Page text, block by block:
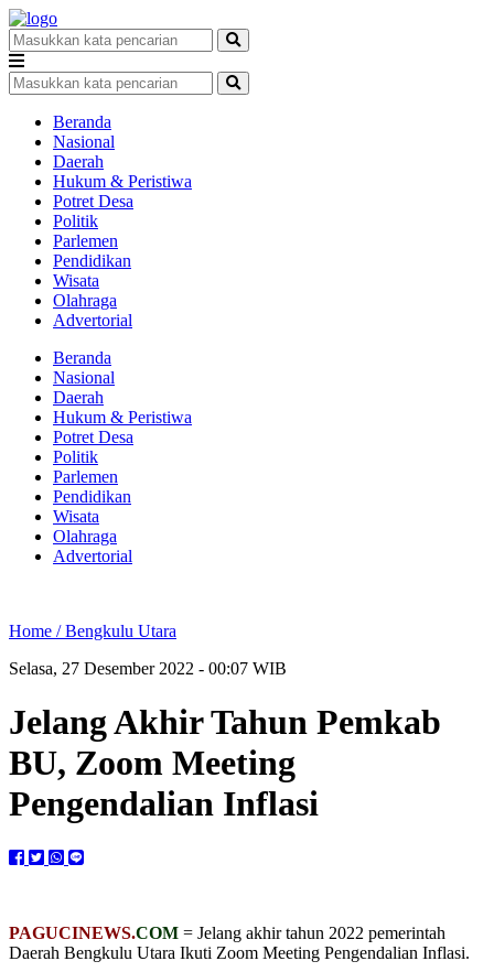
Beranda
Nasional
Daerah
Hukum & Peristiwa
Potret Desa
Politik
Parlemen
Pendidikan
Wisata
Olahraga
Advertorial
Beranda
Nasional
Daerah
Hukum & Peristiwa
Potret Desa
Politik
Parlemen
Pendidikan
Wisata
Olahraga
Advertorial
Home /Bengkulu Utara
Selasa, 27 Desember 2022 - 00:07 WIB
Jelang Akhir Tahun Pemkab
BU, Zoom Meeting
Pengendalian Inflasi
PAGUCINEWS.COM = Jelang akhir tahun 2022 pemerintah
Daerah Bengkulu Utara Ikuti Zoom Meeting Pengendalian Inflasi.